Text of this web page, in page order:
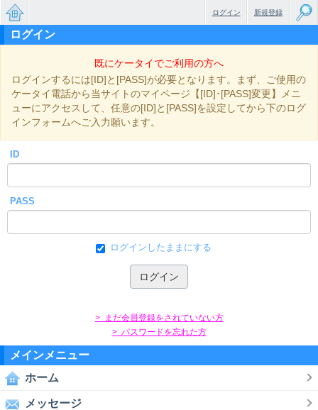
無料で
っと大
小説
新規登録
ログイン
ログイン
既にケータイでご利用の方へ
ログインするには[ID]と[PASS]が必要となります。まず、ご使用の
ケータイ電話から当サイトのマイページ【[ID]･[PASS]変更】メニ
ューにアクセスして、任意の[ID]と[PASS]を設定してから下のログ
インフォームへご入力願います。
ID
PASS
ログインしたままにする
> まだ会員登録をされていない方
> パスワードを忘れた方
メインメニュー
ホーム
メッセージ